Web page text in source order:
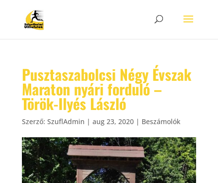
Pusztaszabolcsi Négy Évszak
Maraton nyári forduló –
Török-Ilyés László
Szerző: SzuflAdmin | aug 23, 2020| Beszámolók